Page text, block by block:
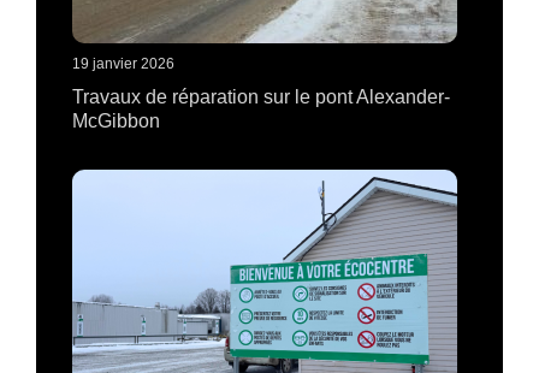
19 janvier 2026
Travaux de réparation sur le pont Alexander-
McGibbon